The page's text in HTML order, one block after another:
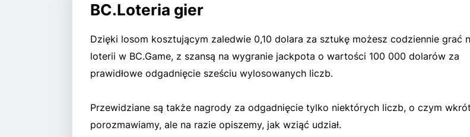
BC.Loteria gier
Dzięki losom kosztującym zaledwie 0,10 dolara za sztukę możesz codziennie grać
loterii w BC.Game, z szansą na wygranie jackpota o wartości 100 000 dolarów za
prawidłowe odgadnięcie sześciu wylosowanych liczb.
Przewidziane są także nagrody za odgadnięcie tylko niektórych liczb, o czym
porozmawiamy, ale na razie opiszemy, jak wziąć udział.